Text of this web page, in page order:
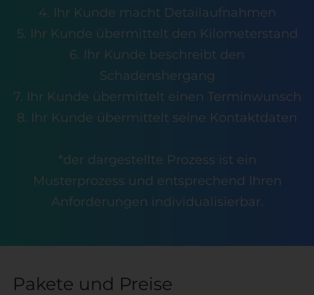
4. Ihr Kunde macht Detailaufnahmen
5. Ihr Kunde übermittelt den Kilometerstand
6. Ihr Kunde beschreibt den
Schadenshergang
7. Ihr Kunde übermittelt einen Terminwunsch
8. Ihr Kunde übermittelt seine Kontaktdaten
*der dargestellte Prozess ist ein
Musterprozess und entsprechend Ihren
Anforderungen individualisierbar.
Pakete und Preise